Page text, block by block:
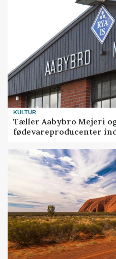
KULTUR
Tæller Aabybro Mejeri og
fødevareproducenter